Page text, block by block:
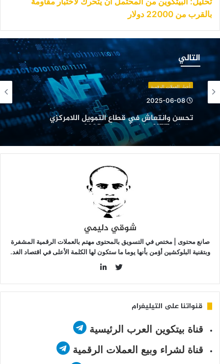
بالقرب من 22000 دولار
التالي
أخبار العملات الرقمية
2025-07-12
وانتعاش
في
قطاع
التمويل
اللامركزي
وقطاع
NFT
خلال
مايو
2025
أخبار العملات الرقمية
2025-06-08
تحسن وانتعاش في قطاع التمويل اللامركزي
وقطاع NFT خلال شهر مايو 2025
شوقي دليمي
صانع محتوى | مختص في التسويق بالمحتوى مهتم بالعملات الرقمية المشفرة
وبتقنية البلوكشين أؤمن بأنها يوما ما ستكون لها الكلمة الأعلى في اقتصاد الغد.
قنواتنا على التيليغرام
قناة بيتكوين العرب الرئيسية
قناة لشراء وبيع العملات الرقمية